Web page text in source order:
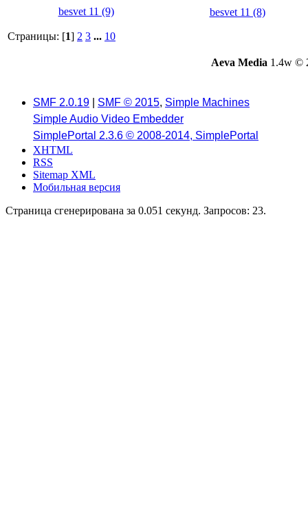
besvet 11 (9)
besvet 11 (8)
Страницы: [1] 2 3 ... 10
Aeva Media 1.4w ©
SMF 2.0.19 SMF © 2015, Simple Machines
Simple Audio Video Embedder
SimplePortal 2.3.6 © 2008-2014, SimplePortal
XHTML
RSS
Sitemap XML
Мобильная версия
Страница сгенерирована за 0.051 секунд. Запросов: 23.